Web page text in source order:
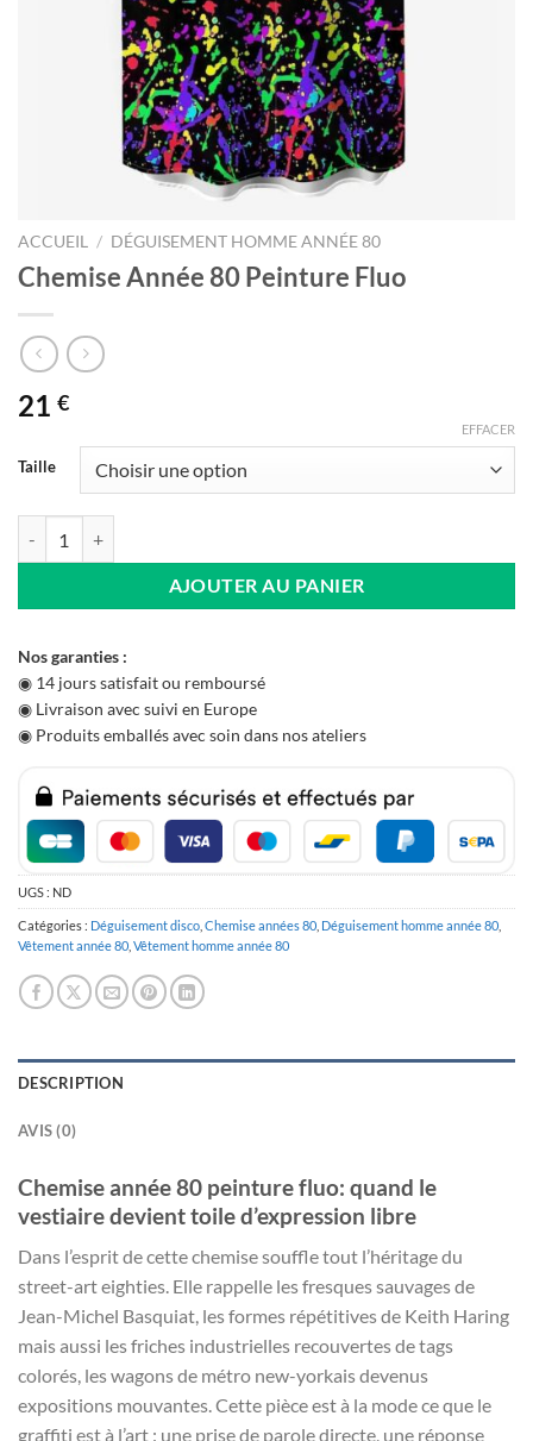
ACCUEIL / DÉGUISEMENT HOMME ANNÉE 80
Chemise Année 80 Peinture Fluo
21 €
Taille
EFFACER
AJOUTER AU PANIER
Nos garanties :
◉ 14 jours satisfait ou remboursé
◉ Livraison avec suivi en Europe
◉ Produits emballés avec soin dans nos ateliers
UGS : ND
Catégories : Déguisement disco Chemise années 80 Déguisement homme année 80
Vêtement année 80 Vêtement homme année 80
DESCRIPTION
AVIS (0)
Chemise année 80 peinture fluo: quand le
vestiaire devient toile d’expression libre
Dans l’esprit de cette chemise souffle tout l’héritage du
street-art eighties. Elle rappelle les fresques sauvages de
Jean-Michel Basquiat, les formes répétitives de Keith Haring
mais aussi les friches industrielles recouvertes de tags
colorés, les wagons de métro new-yorkais devenus
expositions mouvantes. Cette pièce est à la mode ce que le
graffiti est à l’art : une prise de parole directe, une réponse